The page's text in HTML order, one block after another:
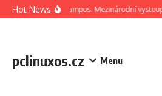
Skip to content
Hot NewsJorge Campos: Mezinárodní
pclinuxos.cz Menu